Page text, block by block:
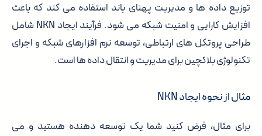
توزیع داده ها و مدیریت پهنای باند استفاده می کند که باعث
افزایش کارایی و امنیت شبکه می شود. فرآیند ایجاد NKN شامل
طراحی پروتکل های ارتباطی، توسعه نرم افزارهای شبکه و اجرای
تکنولوژی بلاکچین برای مدیریت و انتقال داده ها است.
مثال از نحوه ایجاد NKN
برای مثال، فرض کنید شما یک توسعه دهنده هستید و می